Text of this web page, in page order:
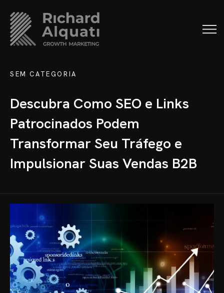
SEM CATEGORIA
Descubra Como SEO e Links
Patrocinados Podem
Transformar Seu Tráfego e
Impulsionar Suas Vendas B2B